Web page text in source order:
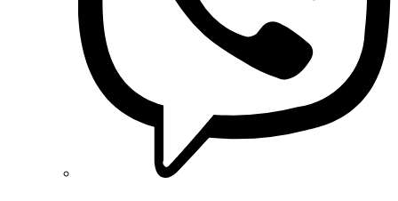
Radpol (Польща)
Raut (Україна)
Reliance (Україна)
REM POWER (Словенія)
Schneider-Electric (Франція)
Smart-MAIC